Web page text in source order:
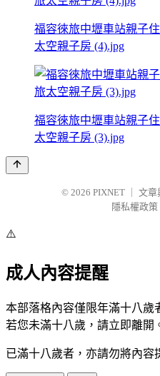
福容徠旅中壢車站親子
太空親子房 (4).jpg
福容徠旅中壢車站親子
太空親子房 (3).jpg
© 2026 PIXNET
文章
隱私權政策
⚠️
成人內容提醒
本部落格內容僅限年滿十八歲
若您未滿十八歲，請立即離開
已滿十八歲者，亦請勿將內容